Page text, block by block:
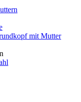
mit Mutter